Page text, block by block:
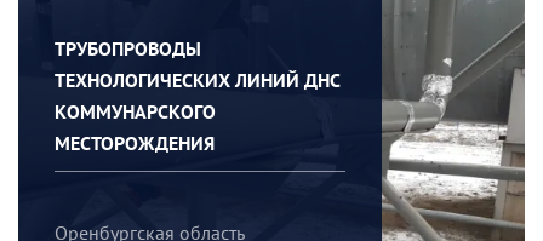
ТРУБОПРОВОДЫ
ТЕХНОЛОГИЧЕСКИХ ЛИНИЙ ДНС
КОММУНАРСКОГО
МЕСТОРОЖДЕНИЯ
Оренбургская область